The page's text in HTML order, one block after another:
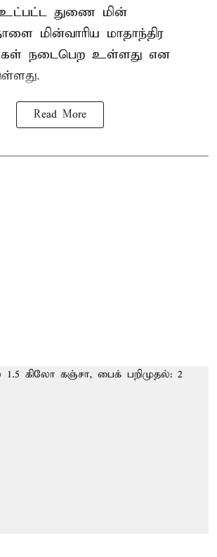
உட்பட்ட துணை மின்
மின்வாரிய மாதாந்திர
நடைபெற உள்ளது என
Read More